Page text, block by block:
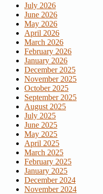
July 2026
June 2026
May 2026
April 2026
March 2026
February 2026
January 2026
December 2025
November 2025
October 2025
September 2025
August 2025
July 2025
June 2025
May 2025
April 2025
March 2025
February 2025
January 2025
December 2024
November 2024